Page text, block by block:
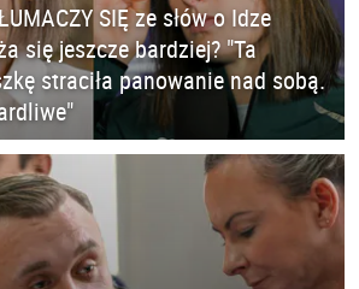
SIĘ ze słów o Idze
się jeszcze bardziej? "Ta
straciła panowanie nad sobą.